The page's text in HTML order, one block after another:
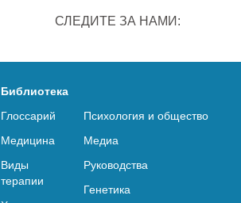
СЛЕДИТЕ ЗА НАМИ:
Библиотека
Глоссарий
Медицина
Виды
терапии
Психология и общество
Медиа
Руководства
Генетика